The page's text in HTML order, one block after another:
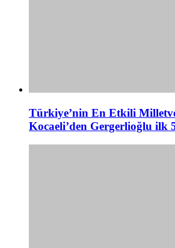
Türkiye’nin En Etkili
Kocaeli’den Gergerlioğlu ilk